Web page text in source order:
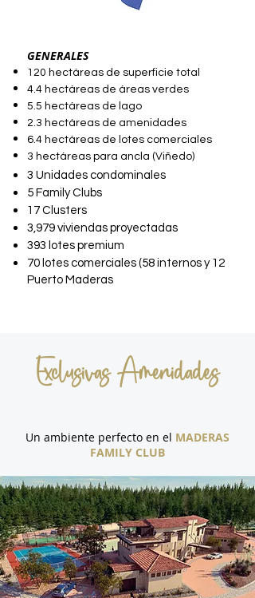
GENERALES
120 hectáreas de superficie total
4.4 hectáreas de áreas verdes
5.5 hectáreas de lago
2.3 hectáreas de amenidades
6.4 hectáreas de lotes comerciales
3 hectáreas para ancla (Viñedo)
3 Unidades condominales
5 Family Clubs
17 Clusters
3,979 viviendas proyectadas
393 lotes premium
70 lotes comerciales (58 internos y 12
Puerto Maderas
Exclusivas Amenidades
Un ambiente perfecto en el MADERAS
FAMILY CLUB